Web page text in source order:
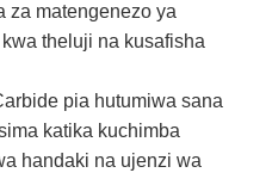
za matengenezo ya
theluji na kusafisha
pia hutumiwa sana
katika kuchimba
handaki na ujenzi wa